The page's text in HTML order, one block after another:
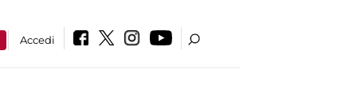
Accedi